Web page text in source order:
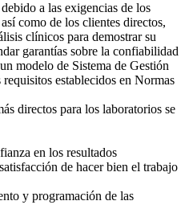
a las exigencias de los
como de los clientes directos,
clínicos para demostrar su
garantías sobre la confiabilidad
modelo de Sistema de Gestión
establecidos en Normas
directos para los laboratorios se
en los resultados
de hacer bien el trabajo
y programación de las